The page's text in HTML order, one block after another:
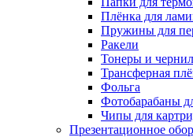
Плёнка для
Пружины для
Ракели
Тонеры и
Трансферная
Фольга
Фотобарабаны
Чипы для
Презентационное